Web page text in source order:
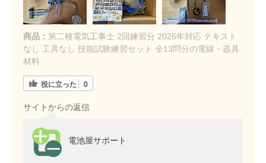
商品： 第二種電気工事士 2回練習分 2026年対応 テキスト
なし 工具なし 技能試験練習セット 全13問分の電線・器具
材料
役に立った 0
サイトからの返信
電池屋サポート